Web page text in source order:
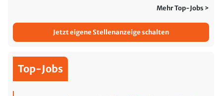
Mehr Top-Jobs >
Jetzt eigene Stellenanzeige schalten
Top-Jobs